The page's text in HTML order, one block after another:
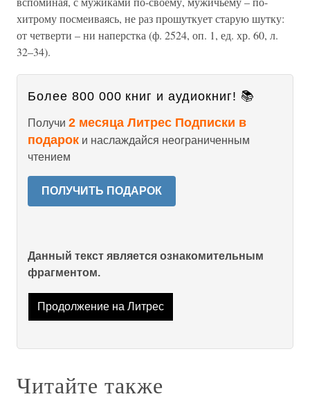
хитрому посмеиваясь, не раз прошуткует старую шутку:
от четверти – ни наперстка (ф. 2524, оп. 1, ед. хр. 60, л.
32–34).
Более 800 000 книг и аудиокниг! 📚
Получи 2 месяца Литрес Подписки в
подарок и наслаждайся неограниченным
чтением
ПОЛУЧИТЬ ПОДАРОК
Данный текст является ознакомительным
фрагментом.
Продолжение на Литрес
Читайте также